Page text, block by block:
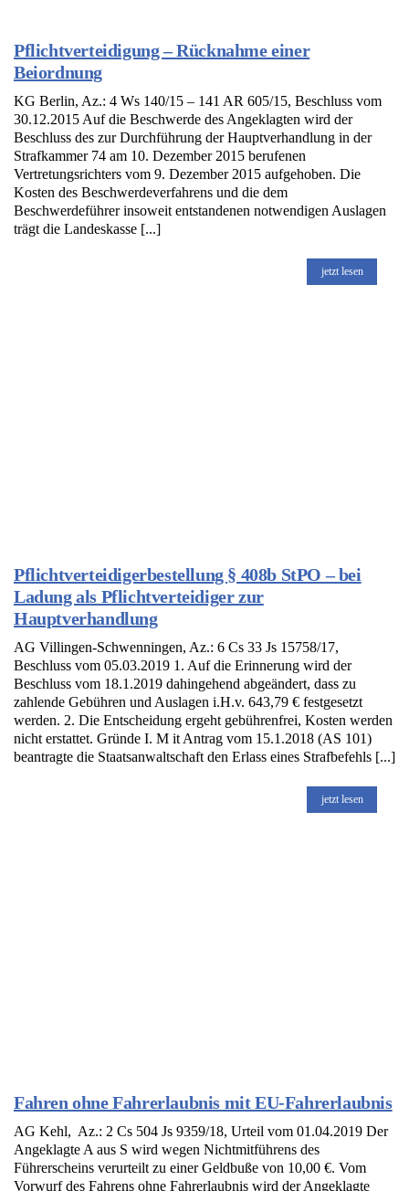
Pflichtverteidigung – Rücknahme einer
Beiordnung
KG Berlin, Az.: 4 Ws 140/15 – 141 AR 605/15, Beschluss vom
30.12.2015 Auf die Beschwerde des Angeklagten wird der
Beschluss des zur Durchführung der Hauptverhandlung in der
Strafkammer 74 am 10. Dezember 2015 berufenen
Vertretungsrichters vom 9. Dezember 2015 aufgehoben. Die
Kosten des Beschwerdeverfahrens und die dem
Beschwerdeführer insoweit entstandenen notwendigen Auslagen
trägt die Landeskasse [...]
jetzt lesen
Pflichtverteidigerbestellung § 408b StPO – bei
Ladung als Pflichtverteidiger zur
Hauptverhandlung
AG Villingen-Schwenningen, Az.: 6 Cs 33 Js 15758/17,
Beschluss vom 05.03.2019 1. Auf die Erinnerung wird der
Beschluss vom 18.1.2019 dahingehend abgeändert, dass zu
zahlende Gebühren und Auslagen i.H.v. 643,79 € festgesetzt
werden. 2. Die Entscheidung ergeht gebührenfrei, Kosten werden
nicht erstattet. Gründe I. M it Antrag vom 15.1.2018 (AS 101)
beantragte die Staatsanwaltschaft den Erlass eines Strafbefehls [...]
jetzt lesen
Fahren ohne Fahrerlaubnis mit EU-Fahrerlaubnis
AG Kehl, Az.: 2 Cs 504 Js 9359/18, Urteil vom 01.04.2019 Der
Angeklagte A aus S wird wegen Nichtmitführens des
Führerscheins verurteilt zu einer Geldbuße von 10,00 €. Vom
Vorwurf des Fahrens ohne Fahrerlaubnis wird der Angeklagte